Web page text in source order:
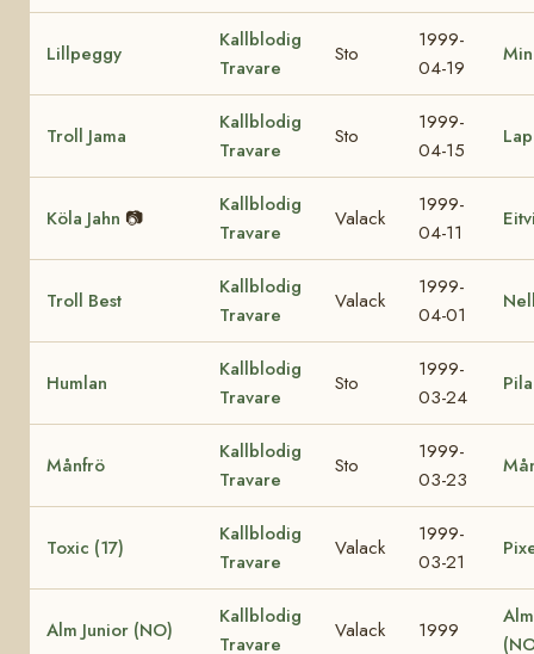
Lillpeggy
Kallblodig
Travare
Sto
1999-
04-19
Troll Jama
Kallblodig
Travare
Sto
1999-
04-15
Köla Jahn 📷
Kallblodig
Travare
Valack
1999-
04-11
Troll Best
Kallblodig
Travare
Valack
1999-
04-01
Humlan
Kallblodig
Travare
Sto
1999-
03-24
Månfrö
Kallblodig
Travare
Sto
1999-
03-23
Toxic (17)
Kallblodig
Travare
Valack
1999-
03-21
Alm Junior (NO)
Kallblodig
Travare
Valack 1999